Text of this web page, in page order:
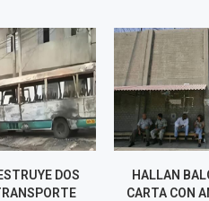
DE GAS Y
EN
DICTAN
PRISIÓN